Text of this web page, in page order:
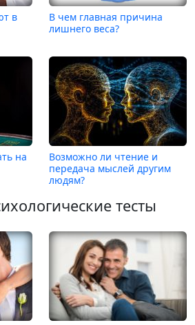
в
В чем главная причина
лишнего веса?
на
Возможно ли чтение и
передача мыслей другим
людям?
тесты